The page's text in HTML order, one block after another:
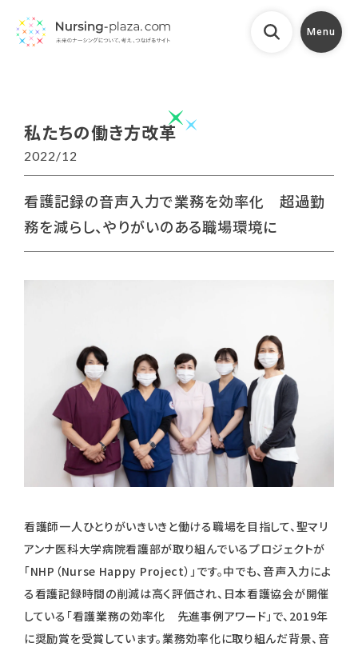
Menu
私たちの働き方改革
2022/12
看護記録の音声入力で業務を効率化 超過勤
務を減らし、やりがいのある職場環境に
看護師一人ひとりがいきいきと働ける職場を目指して、聖マリ
アンナ医科大学病院看護部が取り組んでいるプロジェクトが
「NHP（Nurse Happy Project）」です。中でも、音声入力によ
る看護記録時間の削減は高く評価され、日本看護協会が開催
している「看護業務の効率化 先進事例アワード」で、2019年
に奨励賞を受賞しています。業務効率化に取り組んだ背景、音